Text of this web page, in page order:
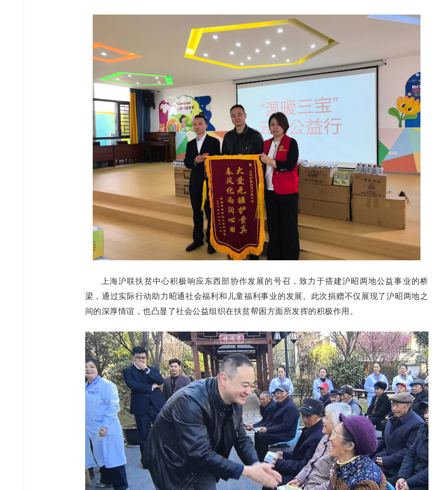
上海沪联扶贫中心积极响应东西部协作发展的号召，致力于搭建沪昭两地公益事业的桥
梁，通过实际行动助力昭通社会福利和儿童福利事业的发展。此次捐赠不仅展现了沪昭两地之
间的深厚情谊，也凸显了社会公益组织在扶贫帮困方面所发挥的积极作用。